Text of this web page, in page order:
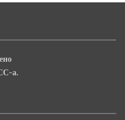
а.